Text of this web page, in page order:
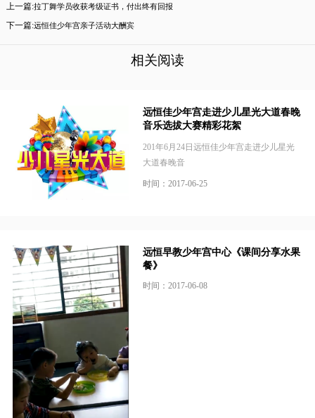
上一篇:拉丁舞学员收获考级证书，付出终有回报
下一篇:远恒佳少年宫亲子活动大酬宾
相关阅读
远恒佳少年宫走进少儿星光大道春晚
音乐选拔大赛精彩花絮
201年6月24日远恒佳少年宫走进少儿星光
大道春晚音
时间：2017-06-25
远恒早教少年宫中心《课间分享水果
餐》
时间：2017-06-08